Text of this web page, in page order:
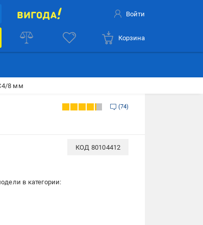
Войти
Корзина
8 мм
74
КОД 80104412
в категории: